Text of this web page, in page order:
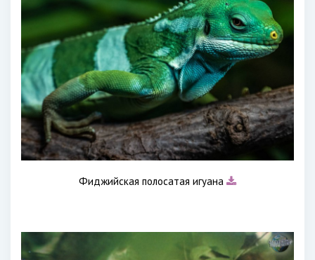
Фиджийская полосатая игуана